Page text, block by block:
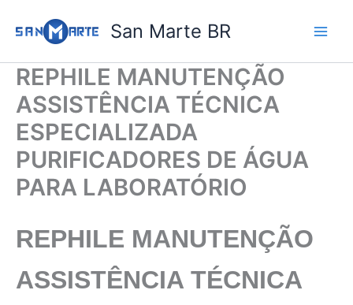
para
conteúdo
San Marte BR
REPHILE MANUTENÇÃO
ASSISTÊNCIA TÉCNICA
ESPECIALIZADA
PURIFICADORES DE ÁGUA
PARA LABORATÓRIO
REPHILE MANUTENÇÃO
ASSISTÊNCIA TÉCNICA